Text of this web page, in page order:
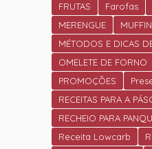
FRUTAS
Farofas
MERENGUE
MÉTODOS E DICAS
OMELETE DE FORNO
PROMOÇÕES
RECEITAS PARA A
RECHEIO PARA
Receita Lowcarb